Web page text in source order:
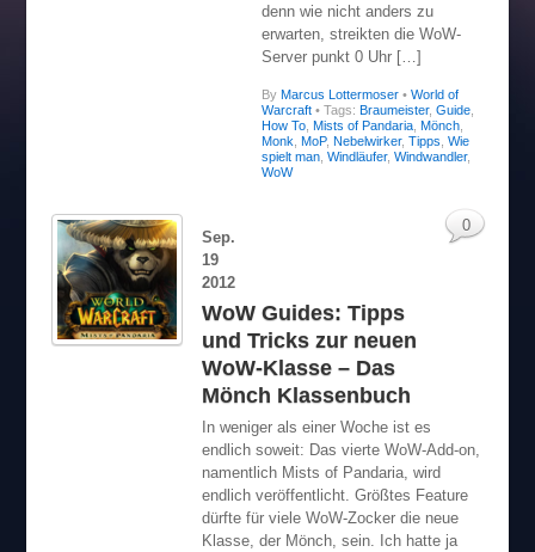
denn wie nicht anders zu
erwarten, streikten die WoW-
Server punkt 0 Uhr […]
By Marcus Lottermoser• World of
Warcraft • Tags: Braumeister, Guide,
How To, Mists of Pandaria, Mönch,
Monk MoP, Nebelwirker, Tipps Wie
spielt man, Windläufer, Windwandler,
WoW
Sep.
19
2012
WoW Guides: Tipps
und Tricks zur neuen
WoW-Klasse – Das
Mönch Klassenbuch
In weniger als einer Woche ist es
endlich soweit: Das vierte WoW-Add-on,
namentlich Mists of Pandaria, wird
endlich veröffentlicht. Größtes Feature
dürfte für viele WoW-Zocker die neue
Klasse, der Mönch, sein. Ich hatte ja
0